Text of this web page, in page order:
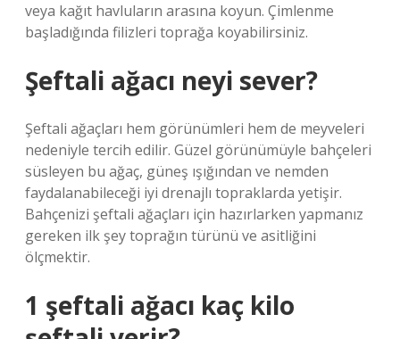
veya kağıt havluların arasına koyun. Çimlenme
başladığında filizleri toprağa koyabilirsiniz.
Şeftali ağacı neyi sever?
Şeftali ağaçları hem görünümleri hem de meyveleri
nedeniyle tercih edilir. Güzel görünümüyle bahçeleri
süsleyen bu ağaç, güneş ışığından ve nemden
faydalanabileceği iyi drenajlı topraklarda yetişir.
Bahçenizi şeftali ağaçları için hazırlarken yapmanız
gereken ilk şey toprağın türünü ve asitliğini
ölçmektir.
1 şeftali ağacı kaç kilo